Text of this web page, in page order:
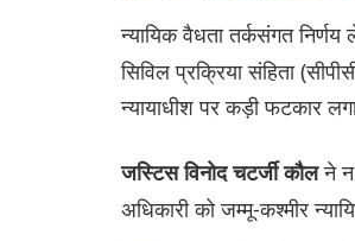
न्यायिक वैधता तर्कसंगत
सिविल प्रक्रिया संहिता
न्यायाधीश पर कड़ी फटकार
जस्टिस विनोद चटर्जी कौलने न
अधिकारी को जम्मू-कश्मीर